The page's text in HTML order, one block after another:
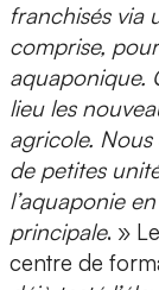
franchisés via
comprise,
aquaponique.
lieu les
agricole.
de petites
l’aquaponie
principale. »
centre de